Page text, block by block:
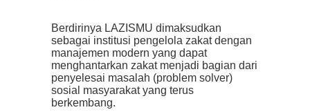
Berdirinya LAZISMU dimaksudkan
sebagai institusi pengelola zakat dengan
manajemen modern yang dapat
menghantarkan zakat menjadi bagian dari
penyelesai masalah (problem solver)
sosial masyarakat yang terus
berkembang.